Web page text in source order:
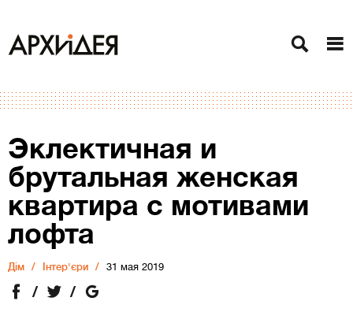
Эклектичная и
брутальная женская
квартира с мотивами
лофта
Дiм Інтер'єри 31 мая 2019